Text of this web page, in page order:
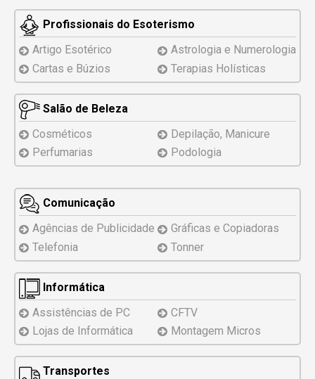
Profissionais do Esoterismo
Artigo Esotérico
Astrologia e Numerologia
Cartas e Búzios
Terapias Holísticas
Salão de Beleza
Cosméticos
Depilação, Manicure
Perfumarias
Podologia
Comunicação
Agências de Publicidade
Gráficas e Copiadoras
Telefonia
Tonner
Informática
Assistências de PC
CFTV
Lojas de Informática
Montagem Micros
Transportes